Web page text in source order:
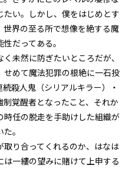
killer（連続殺人鬼）』
＞
killer（連続殺人鬼）』
＞
killer（連続殺人鬼）』
＞
killer（連続殺人鬼）』
い。しかし、僕をはじめとす
界の至る所で想像を絶する魔
だってある。
未然に防ぎたいところだが、
めて魔法犯罪の根絶に一石投
殺人鬼（シリアルキラー）・
覚醒者となったこと、それか
時任の脱走を手助けした組織が
。
り合ってくれるのか、はなは
一縷の望みに賭けて上申する